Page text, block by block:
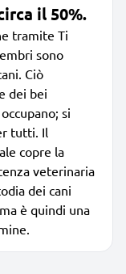
il 50%.
tramite Ti
sono
Ciò
dei bei
si
tutti. Il
copre la
veterinaria
dei cani
è quindi una